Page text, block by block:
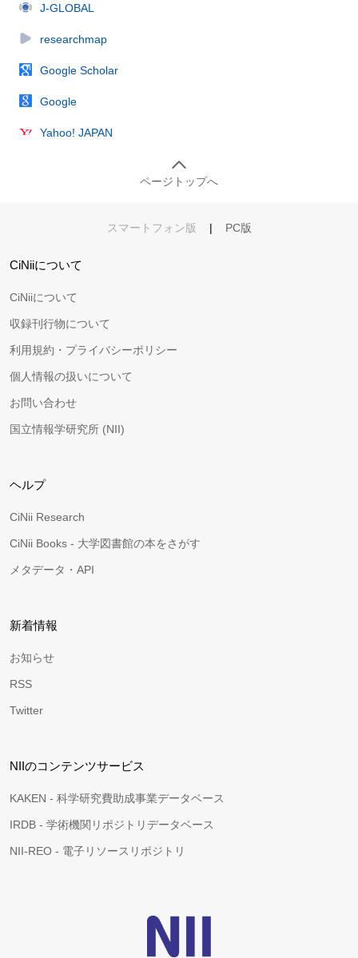
J-GLOBAL
researchmap
Google Scholar
Google
Yahoo! JAPAN
ページトップへ
スマートフォン版 | PC版
CiNiiについて
CiNiiについて
収録刊行物について
利用規約・プライバシーポリシー
個人情報の扱いについて
お問い合わせ
国立情報学研究所 (NII)
ヘルプ
CiNii Research
CiNii Books - 大学図書館の本をさがす
メタデータ・API
新着情報
お知らせ
RSS
Twitter
NIIのコンテンツサービス
KAKEN - 科学研究費助成事業データベース
IRDB - 学術機関リポジトリデータベース
NII-REO - 電子リソースリポジトリ